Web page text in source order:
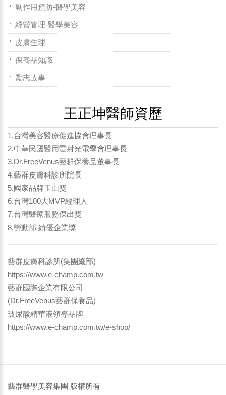
副作用預防-醫學美容
經營管理-醫學美容
皮膚生理
保養品知識
勵志故事
王正坤醫師資歷
1.台灣美容醫療促進協會理事長
2.中華民國醫用雷射光電學會理事長
3.Dr.FreeVenus藝群保養品董事長
4.藝群皮膚科診所院長
5.國家品牌玉山獎
6.台灣100大MVP經理人
7.台灣醫療服務傑出獎
8.勞動部 績優企業獎
藝群皮膚科診所(集團總部)
https://www.e-champ.com.tw
藝群國際企業有限公司
(Dr.FreeVenus藝群保養品)
玻尿酸精華液領導品牌
https://www.e-champ.com.tw/e-shop/
藝群醫學美容集團 版權所有